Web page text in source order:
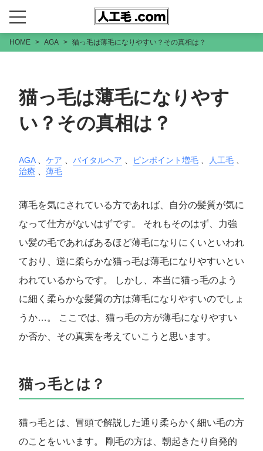
HOME AGA 猫っ毛は薄毛になりやすい？その真相は？
猫っ毛は薄毛になりやす
い？その真相は？
AGA、 ケア バイタルヘア ピンポイント増毛 人工毛
治療
薄毛
薄毛を気にされている方であれば、自分の髪質が気に
なって仕方がないはずです。 それもそのはず、力強
い髪の毛であればあるほど薄毛になりにくいといわれ
ており、逆に柔らかな猫っ毛は薄毛になりやすいとい
われているからです。 しかし、本当に猫っ毛のよう
に細く柔らかな髪質の方は薄毛になりやすいのでしょ
うか…。 ここでは、猫っ毛の方が薄毛になりやすい
か否か、その真実を考えていこうと思います。
猫っ毛とは？
猫っ毛とは、冒頭で解説した通り柔らかく細い毛の方
のことをいいます。 剛毛の方は、朝起きたり自発的